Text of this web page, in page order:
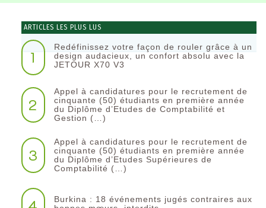
ARTICLES LES PLUS LUS
1
Redéfinissez votre façon de rouler grâce à un
design audacieux, un confort absolu avec la
JETOUR X70 V3
2
Appel à candidatures pour le recrutement de
cinquante (50) étudiants en première année
du Diplôme d’Etudes de Comptabilité et
Gestion (…)
3
Appel à candidatures pour le recrutement de
cinquante (50) étudiants en première année
du Diplôme d’Etudes Supérieures de
Comptabilité (…)
Burkina : 18 événements jugés contraires aux